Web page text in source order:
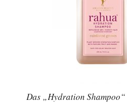
Das „Hydration